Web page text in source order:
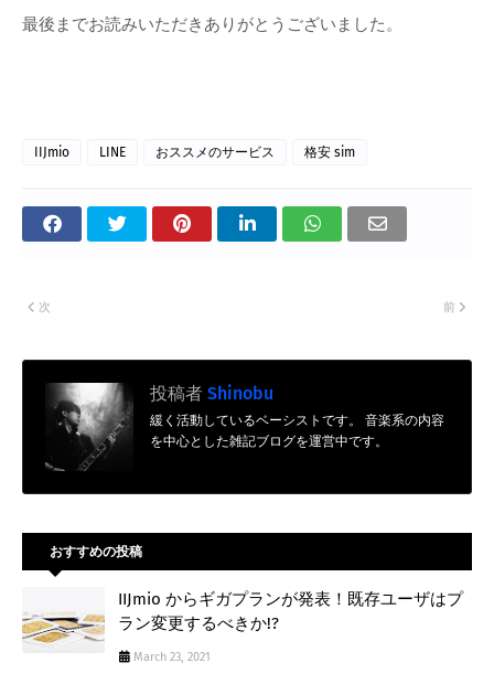
最後までお読みいただきありがとうございました。
IIJmio LINE おススメのサービス 格安 sim
前
次
投稿者 Shinobu
緩く活動しているベーシストです。 音楽系の内容
を中心とした雑記ブログを運営中です。
おすすめの投稿
IIJmio からギガプランが発表！既存ユーザはプ
ラン変更するべきか!?
March 23, 2021